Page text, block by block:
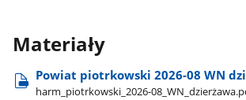
Materiały
Powiat piotrkowski 2026-08 WN
harm​_piotrkowski​_2026-